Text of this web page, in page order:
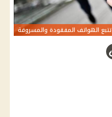
تتبع الهواتف المفقودة والمسروقة